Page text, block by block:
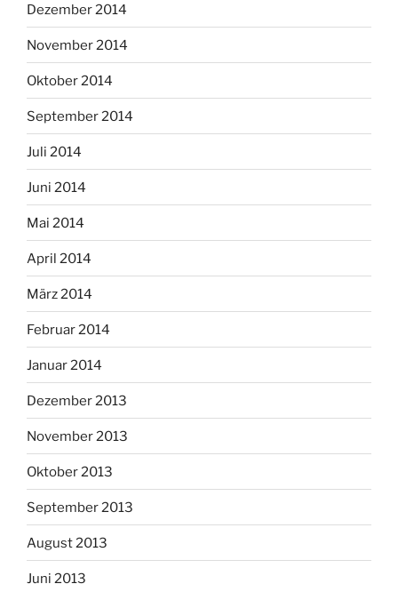
Dezember 2014
November 2014
Oktober 2014
September 2014
Juli 2014
Juni 2014
Mai 2014
April 2014
März 2014
Februar 2014
Januar 2014
Dezember 2013
November 2013
Oktober 2013
September 2013
August 2013
Juni 2013